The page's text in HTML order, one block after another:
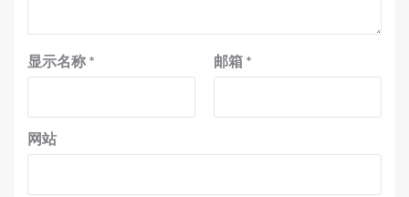
显示名称 * 邮箱 *
网站